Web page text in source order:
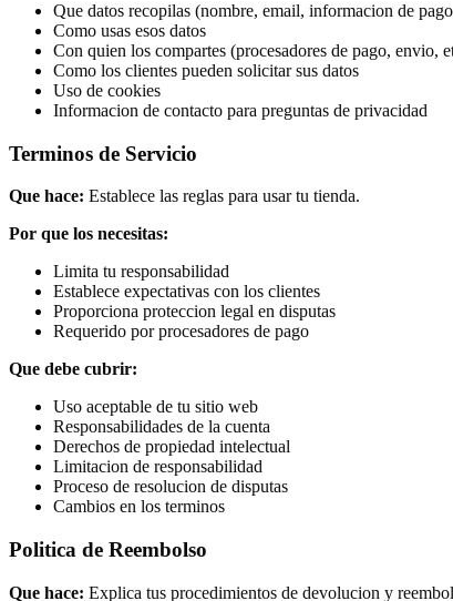
Que datos recopilas (nombre, email, informacion de
Como usas esos datos
Con quien los compartes (procesadores de pago, envio,
Como los clientes pueden solicitar sus datos
Uso de cookies
Informacion de contacto para preguntas de privacidad
Terminos de Servicio
Que hace: Establece las reglas para usar tu tienda.
Por que los necesitas:
Limita tu responsabilidad
Establece expectativas con los clientes
Proporciona proteccion legal en disputas
Requerido por procesadores de pago
Que debe cubrir:
Uso aceptable de tu sitio web
Responsabilidades de la cuenta
Derechos de propiedad intelectual
Limitacion de responsabilidad
Proceso de resolucion de disputas
Cambios en los terminos
Politica de Reembolso
Que hace: Explica tus procedimientos de devolucion y